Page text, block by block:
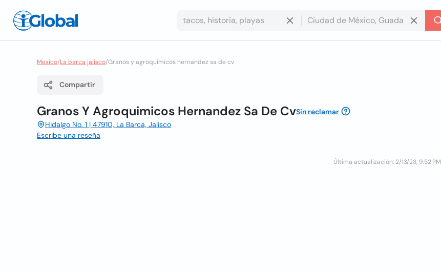
Mexico/La barca jalisco/Granos y agroquimicos hernandez sa de cv
Compartir
Granos Y Agroquimicos Hernandez Sa De CvSin reclamar
Hidalgo No. 1 | 47910, La Barca, Jalisco
Escribe una reseña
Última actualización: 2/13/23, 9:52 PM